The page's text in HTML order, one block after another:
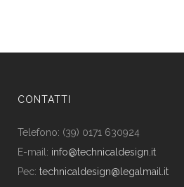
CONTATTI
Telefono: (39) 0171 630924
E-mail: info@technicaldesign.it
Pec: technicaldesign@legalmail.it